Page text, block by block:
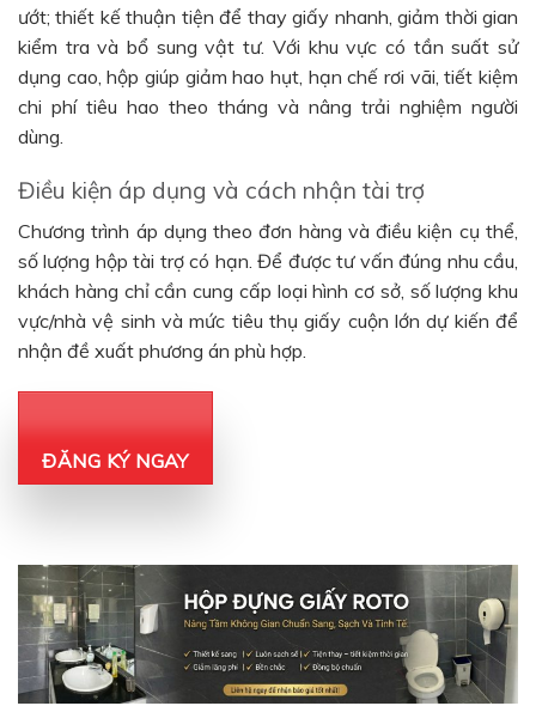
ướt; thiết kế thuận tiện để thay giấy nhanh, giảm thời gian
kiểm tra và bổ sung vật tư. Với khu vực có tần suất sử
dụng cao, hộp giúp giảm hao hụt, hạn chế rơi vãi, tiết kiệm
chi phí tiêu hao theo tháng và nâng trải nghiệm người
dùng.
Điều kiện áp dụng và cách nhận tài trợ
Chương trình áp dụng theo đơn hàng và điều kiện cụ thể,
số lượng hộp tài trợ có hạn. Để được tư vấn đúng nhu cầu,
khách hàng chỉ cần cung cấp loại hình cơ sở, số lượng khu
vực/nhà vệ sinh và mức tiêu thụ giấy cuộn lớn dự kiến để
nhận đề xuất phương án phù hợp.
ĐĂNG KÝ NGAY